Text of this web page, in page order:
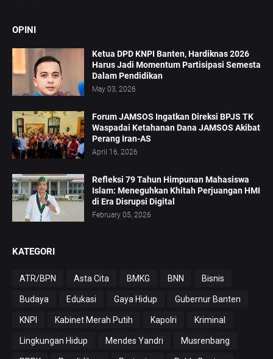
OPINI
Ketua DPD KNPI Banten, Hardiknas 2026
Harus Jadi Momentum Partisipasi Semesta
Dalam Pendidikan
May 03, 2026
Forum JAMSOS Ingatkan Direksi BPJS TK
Waspadai Ketahanan Dana JAMSOS Akibat
Perang Iran-AS
April 16, 2026
Refleksi 79 Tahun Himpunan Mahasiswa
Islam: Meneguhkan Khitah Perjuangan HMI
di Era Disrupsi Digital
February 05, 2026
KATEGORI
ATR/BPN Asta Cita BMKG BNN Bisnis
Budaya Edukasi Gaya Hidup Gubernur Banten
KNPI Kabinet Merah Putih Kapolri Kriminal
Lingkungan Hidup Mendes Yandri Musrenbang